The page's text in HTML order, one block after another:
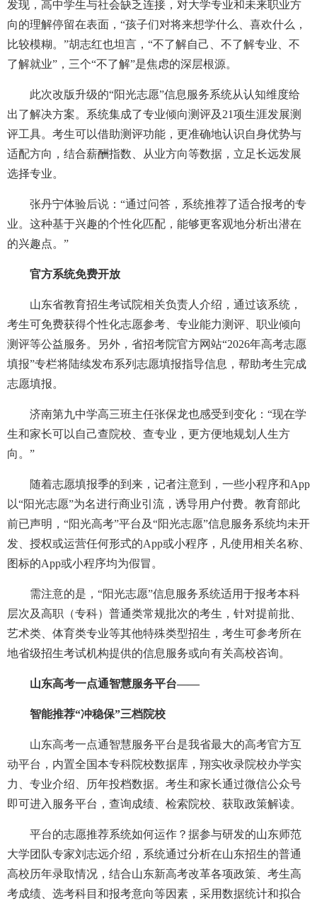
发现，高中学生与社会缺乏连接，对大学专业和未来职业方
向的理解停留在表面，“孩子们对将来想学什么、喜欢什么，
比较模糊。”胡志红也坦言，“不了解自己、不了解专业、不
了解就业”，三个“不了解”是焦虑的深层根源。
此次改版升级的“阳光志愿”信息服务系统从认知维度给
出了解决方案。系统集成了专业倾向测评及21项生涯发展测
评工具。考生可以借助测评功能，更准确地认识自身优势与
适配方向，结合薪酬指数、从业方向等数据，立足长远发展
选择专业。
张丹宁体验后说：“通过问答，系统推荐了适合报考的专
业。这种基于兴趣的个性化匹配，能够更客观地分析出潜在
的兴趣点。”
官方系统免费开放
山东省教育招生考试院相关负责人介绍，通过该系统，
考生可免费获得个性化志愿参考、专业能力测评、职业倾向
测评等公益服务。另外，省招考院官方网站“2026年高考志愿
填报”专栏将陆续发布系列志愿填报指导信息，帮助考生完成
志愿填报。
济南第九中学高三班主任张保龙也感受到变化：“现在学
生和家长可以自己查院校、查专业，更方便地规划人生方
向。”
随着志愿填报季的到来，记者注意到，一些小程序和App
以“阳光志愿”为名进行商业引流，诱导用户付费。教育部此
前已声明，“阳光高考”平台及“阳光志愿”信息服务系统均未开
发、授权或运营任何形式的App或小程序，凡使用相关名称、
图标的App或小程序均为假冒。
需注意的是，“阳光志愿”信息服务系统适用于报考本科
层次及高职（专科）普通类常规批次的考生，针对提前批、
艺术类、体育类专业等其他特殊类型招生，考生可参考所在
地省级招生考试机构提供的信息服务或向有关高校咨询。
山东高考一点通智慧服务平台——
智能推荐“冲稳保”三档院校
山东高考一点通智慧服务平台是我省最大的高考官方互
动平台，内置全国本专科院校数据库，翔实收录院校办学实
力、专业介绍、历年投档数据。考生和家长通过微信公众号
即可进入服务平台，查询成绩、检索院校、获取政策解读。
平台的志愿推荐系统如何运作？据参与研发的山东师范
大学团队专家刘志远介绍，系统通过分析在山东招生的普通
高校历年录取情况，结合山东新高考改革各项政策、考生高
考成绩、选考科目和报考意向等因素，采用数据统计和拟合